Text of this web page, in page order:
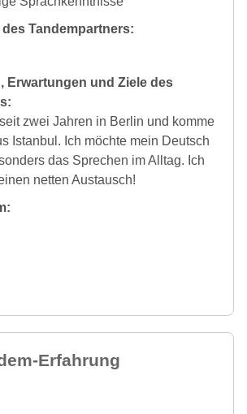
Tandempartners:
Erwartungen und Ziele des
zwei Jahren in Berlin und komme
Istanbul. Ich möchte mein Deutsch
das Sprechen im Alltag. Ich
netten Austausch!
Erfahrung